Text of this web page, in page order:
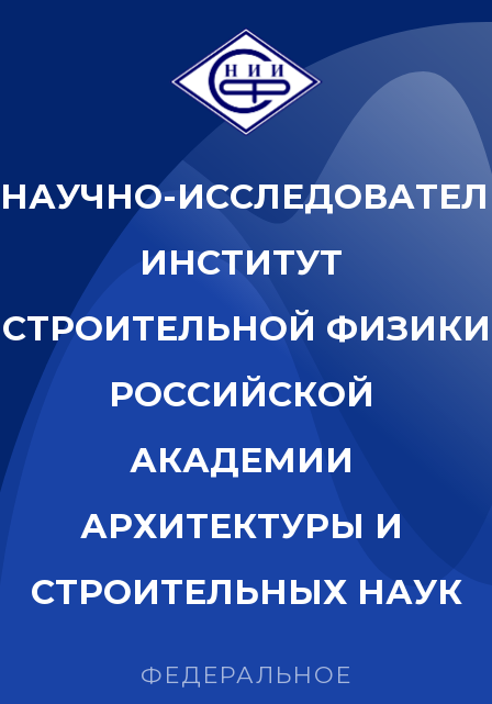
НАУЧНО-ИССЛЕДОВАТЕЛ
ИНСТИТУТ
СТРОИТЕЛЬНОЙ ФИЗИКИ
РОССИЙСКОЙ
АКАДЕМИИ
АРХИТЕКТУРЫ И
СТРОИТЕЛЬНЫХ НАУК
ФЕДЕРАЛЬНОЕ